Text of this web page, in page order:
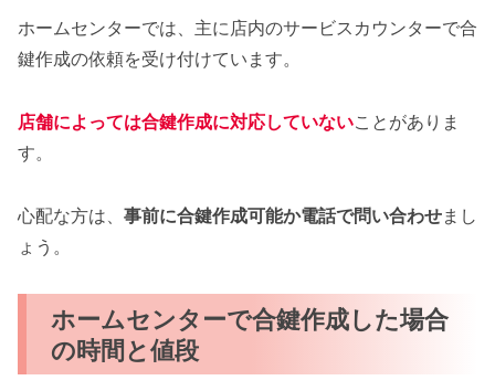
ホームセンターでは、主に店内のサービスカウンターで合
鍵作成の依頼を受け付けています。
店舗によっては合鍵作成に対応していないことがありま
す。
心配な方は、 事前に合鍵作成可能か電話で問い合わせまし
ょう。
ホームセンターで合鍵作成した場合
の時間と値段